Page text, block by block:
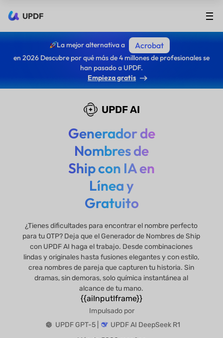
UPDF
La mejor alternativa a Acrobat
en 2026 Descubre por qué más de 4 millones de profesionales se
han pasado a UPDF.
Empieza gratis
UPDF AI
Generador de
Nombres de
Ship con IA en
Línea y
Gratuito
¿Tienes dificultades para encontrar el nombre perfecto
para tu OTP? Deja que el Generador de Nombres de Ship
con UPDF AI haga el trabajo. Desde combinaciones
lindas y originales hasta fusiones elegantes y con estilo,
crea nombres de pareja que capturen tu historia. Sin
dramas, sin demoras, solo química instantánea al
alcance de tu mano.
{{aiInputIframe}}